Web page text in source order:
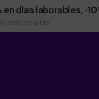
en días laborables, -
descomptes